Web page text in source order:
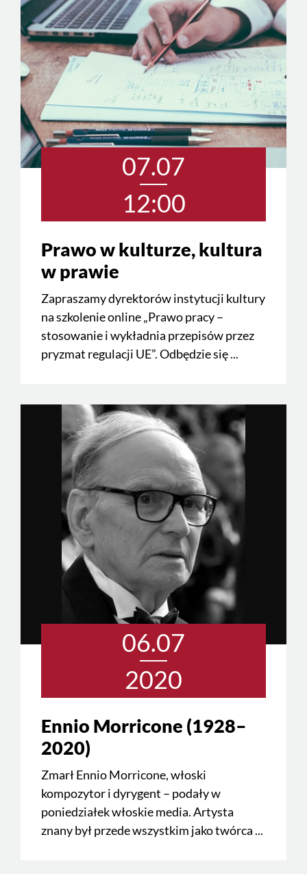
07.07
12:00
Prawo w kulturze, kultura
w prawie
Zapraszamy dyrektorów instytucji kultury
na szkolenie online „Prawo pracy –
stosowanie i wykładnia przepisów przez
pryzmat regulacji UE”. Odbędzie się ...
06.07
2020
Ennio Morricone (1928–
2020)
Zmarł Ennio Morricone, włoski
kompozytor i dyrygent – podały w
poniedziałek włoskie media. Artysta
znany był przede wszystkim jako twórca ...